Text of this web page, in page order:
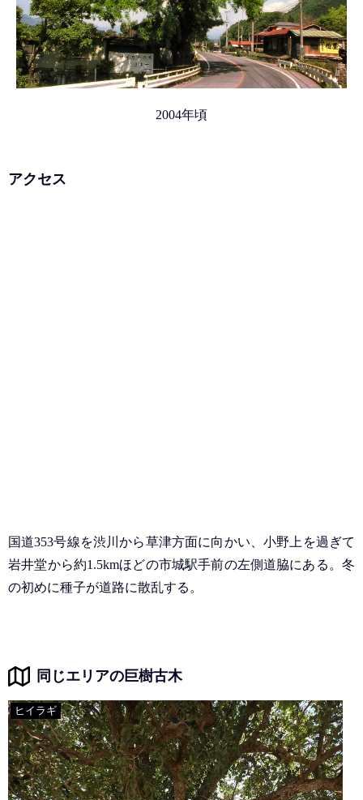
2004年頃
アクセス
国道353号線を渋川から草津方面に向かい、小野上を過ぎて
岩井堂から約1.5kmほどの市城駅手前の左側道脇にある。冬
の初めに種子が道路に散乱する。
同じエリアの巨樹古木
ヒイラギ